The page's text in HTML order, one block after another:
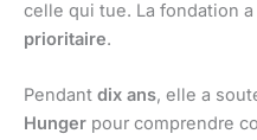
celle qui tue. La fondation
prioritaire.
Pendant dix ans, elle a
Hunger pour comprendre